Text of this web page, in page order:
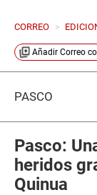
CORREO >
Añadir Correo
PASCO
Pasco:
heridos
Quinua